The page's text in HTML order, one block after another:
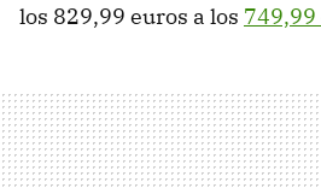
los 829,99 euros a los 749,99